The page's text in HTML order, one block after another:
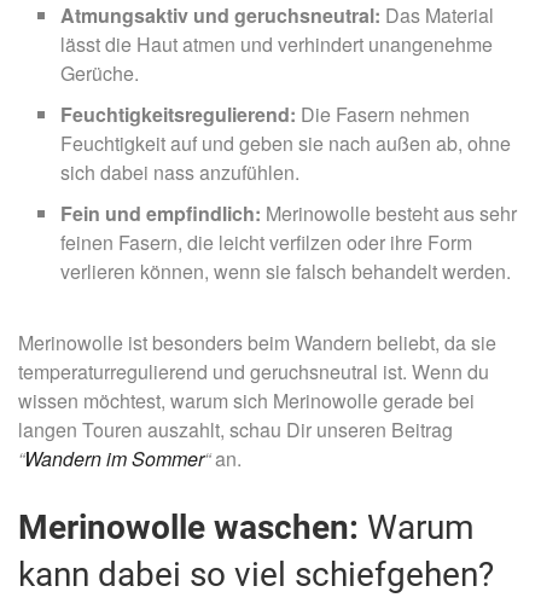
Atmungsaktiv und geruchsneutral: Das Material
lässt die Haut atmen und verhindert unangenehme
Gerüche.
Feuchtigkeitsregulierend: Die Fasern nehmen
Feuchtigkeit auf und geben sie nach außen ab, ohne
sich dabei nass anzufühlen.
Fein und empfindlich: Merinowolle besteht aus sehr
feinen Fasern, die leicht verfilzen oder ihre Form
verlieren können, wenn sie falsch behandelt werden.
Merinowolle ist besonders beim Wandern beliebt, da sie
temperaturregulierend und geruchsneutral ist. Wenn du
wissen möchtest, warum sich Merinowolle gerade bei
langen Touren auszahlt, schau Dir unseren Beitrag
“Wandern im Sommer“an.
Merinowolle waschen: Warum
kann dabei so viel schiefgehen?